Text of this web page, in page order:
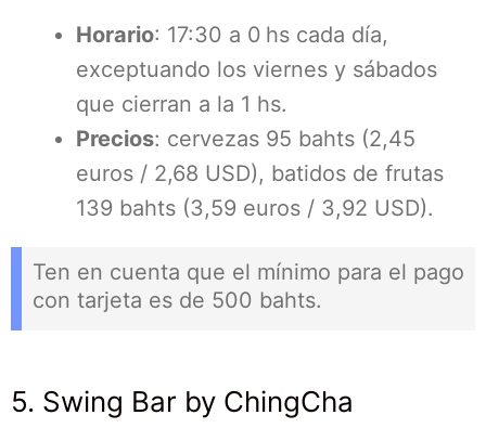
Horario: 17:30 a 0 hs cada día,
exceptuando los viernes y sábados
que cierran a la 1 hs.
Precios: cervezas 95 bahts (2,45
euros / 2,68 USD), batidos de frutas
139 bahts (3,59 euros / 3,92 USD).
Ten en cuenta que el mínimo para el pago
con tarjeta es de 500 bahts.
5. Swing Bar by ChingCha